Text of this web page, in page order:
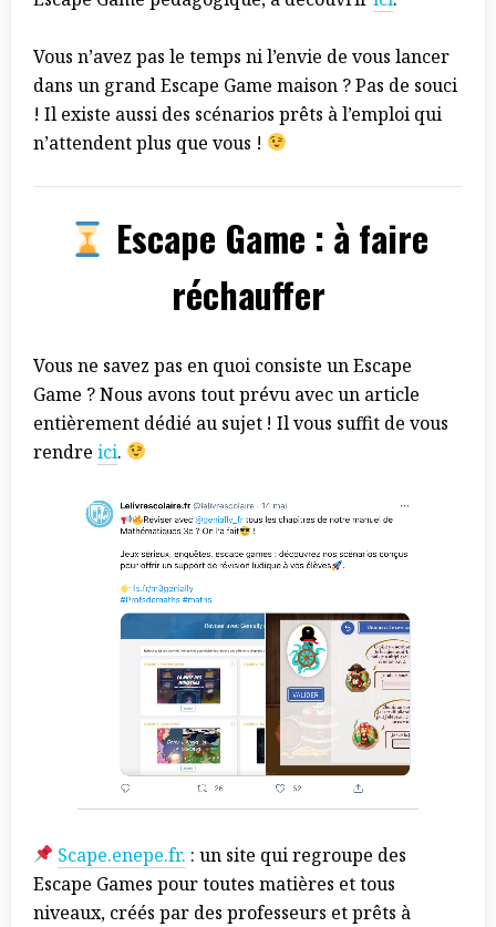
Vous n’avez pas le temps ni l’envie de vous lancer
dans un grand Escape Game maison ? Pas de souci
! Il existe aussi des scénarios prêts à l’emploi qui
n’attendent plus que vous !
Escape Game : à faire
réchauffer
Vous ne savez pas en quoi consiste un Escape
Game ? Nous avons tout prévu avec un article
entièrement dédié au sujet ! Il vous suffit de vous
rendre ici.
Scape.enepe.fr. : un site qui regroupe des
Escape Games pour toutes matières et tous
niveaux, créés par des professeurs et prêts à